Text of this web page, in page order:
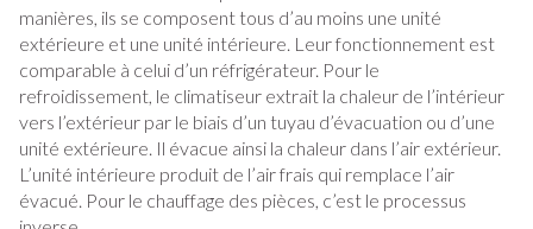
manières, ils se composent tous d’au moins une unité
extérieure et une unité intérieure. Leur fonctionnement est
comparable à celui d’un réfrigérateur. Pour le
refroidissement, le climatiseur extrait la chaleur de l’intérieur
vers l’extérieur par le biais d’un tuyau d’évacuation ou d’une
unité extérieure. Il évacue ainsi la chaleur dans l’air extérieur.
L’unité intérieure produit de l’air frais qui remplace l’air
évacué. Pour le chauffage des pièces, c’est le processus